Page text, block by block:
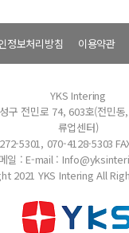
정보처리방침 이용약관
YKS Intering
구 전민로 74, 603호(전민
류업센터)
5301, 070-4128-5303
일 : E-mail :
2021 YKS Intering All